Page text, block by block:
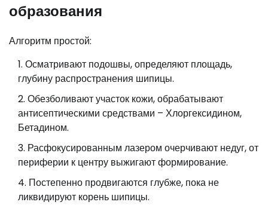
образования
Алгоритм простой:
Осматривают подошвы, определяют площадь,
глубину распространения шипицы.
Обезболивают участок кожи, обрабатывают
антисептическими средствами – Хлоргексидином,
Бетадином.
Расфокусированным лазером очерчивают недуг, от
периферии к центру выжигают формирование.
Постепенно продвигаются глубже, пока не
ликвидируют корень шипицы.